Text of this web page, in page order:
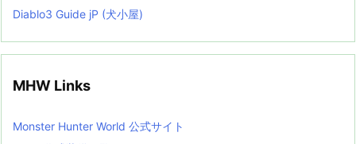
Diablo3 Guide jP (犬小屋)
MHW Links
Monster Hunter World 公式サイト